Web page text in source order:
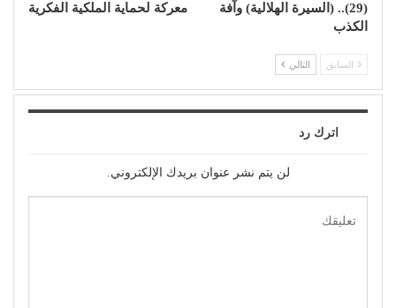
(29).. (السيرة الهلالية) وآفة
الكذب
معركة لحماية الملكية الفكرية
السابق التالي
اترك رد
لن يتم نشر عنوان بريدك الإلكتروني.